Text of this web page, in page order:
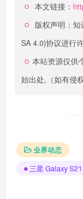
本文链接：
版权声明： 知
SA 4.0)协议进行
本站资源仅供
始出处,（如有侵
业界动态
三星 Galaxy S21